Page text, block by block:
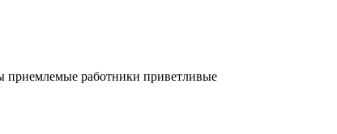
приемлемые работники приветливые